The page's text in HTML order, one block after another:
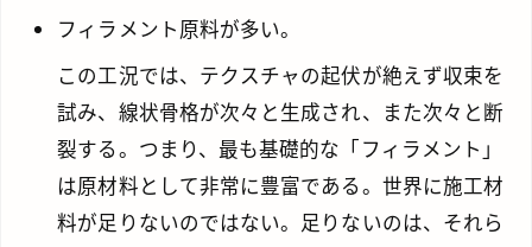
フィラメント原料が多い。
この工況では、テクスチャの起伏が絶えず収束を
試み、線状骨格が次々と生成され、また次々と断
裂する。つまり、最も基礎的な「フィラメント」
は原材料として非常に豊富である。世界に施工材
料が足りないのではない。足りないのは、それら